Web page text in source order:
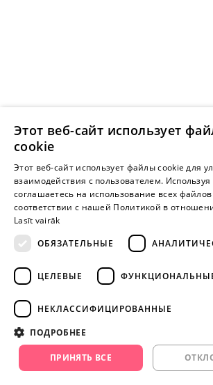
Внимание! Yesyes.lv содержит
информацию и изо.
facebook.com/yesyes.lv
Instagram/yesyes.lv
Этот веб-сайт использует
cookie
Этот веб-сайт использует файлы cookie для
взаимодействия с пользователем.
соглашаетесь на использование всех
соответствии с нашей Политикой в
Lasīt vairāk
ОБЯЗАТЕЛЬНЫЕ
ЦЕЛЕВЫЕ
НЕКЛАССИФИЦИРОВАННЫЕ
ПОДРОБНЕЕ
ПРИНЯТЬ ВСЕ